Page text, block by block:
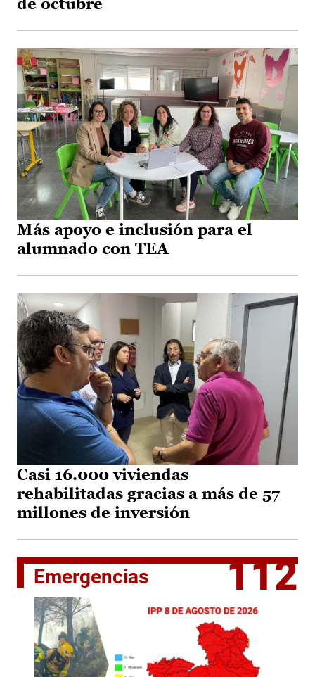
de octubre
Más apoyo e inclusión para el
alumnado con TEA
Casi 16.000 viviendas
rehabilitadas gracias a más de 57
millones de inversión
Emergencias 112